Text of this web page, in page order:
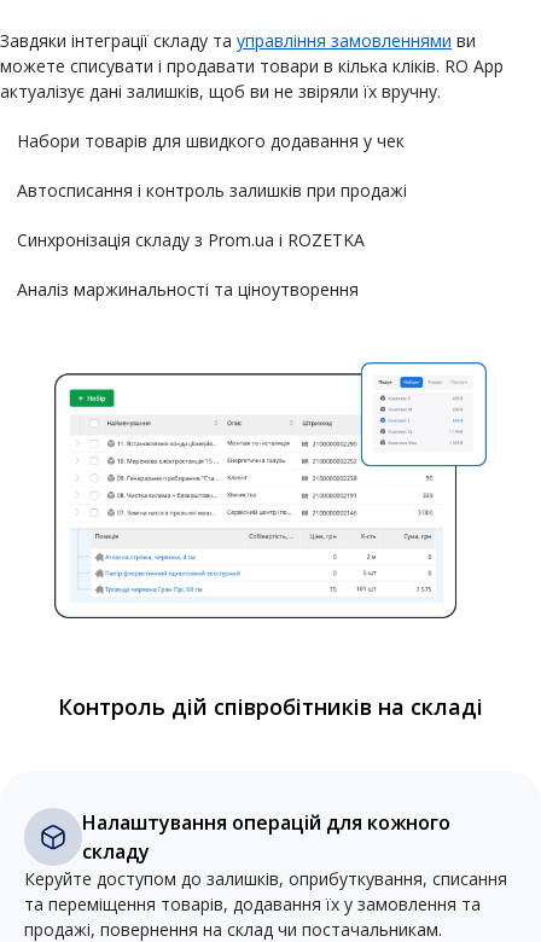
Завдяки інтеграції складу та управління замовленнями ви
можете списувати і продавати товари в кілька кліків. RO App
актуалізує дані залишків, щоб ви не звіряли їх вручну.
Набори товарів для швидкого додавання у чек
Автосписання і контроль залишків при продажі
Синхронізація складу з Prom.ua i ROZETKA
Аналіз маржинальності та ціноутворення
Контроль дій співробітників на складі
Налаштування операцій для кожного
складу
Керуйте доступом до залишків, оприбуткування, списання
та переміщення товарів, додавання їх у замовлення та
продажі, повернення на склад чи постачальникам.